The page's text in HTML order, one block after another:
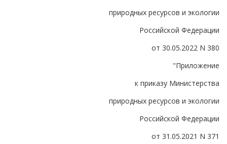
природных ресурсов и экологии
Российской Федерации
от 30.05.2022 N 380
"Приложение
к приказу Министерства
природных ресурсов и экологии
Российской Федерации
от 31.05.2021 N 371